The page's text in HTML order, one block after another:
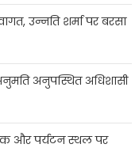
उन्नति शर्मा पर बरसा
अनुपस्थित अधिशासी
और पर्यटन स्थल पर